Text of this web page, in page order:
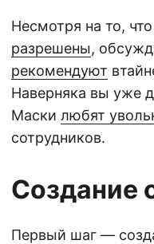
Несмотря на то,
разрешены,
рекомендуют
Наверняка вы уже
Маски любят
сотрудников.
Создание
Первый шаг —